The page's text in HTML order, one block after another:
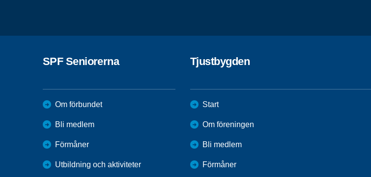
SPF Seniorerna
Om förbundet
Bli medlem
Förmåner
Utbildning och aktiviteter
Tjustbygden
Start
Om föreningen
Bli medlem
Förmåner